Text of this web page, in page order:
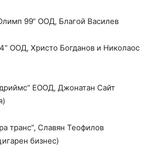
99“ ООД, Благой Василев
ООД, Христо Богданов и Николаос
ЕООД, Джонатан Сайт
транс“, Славян Теофилов
бизнес)